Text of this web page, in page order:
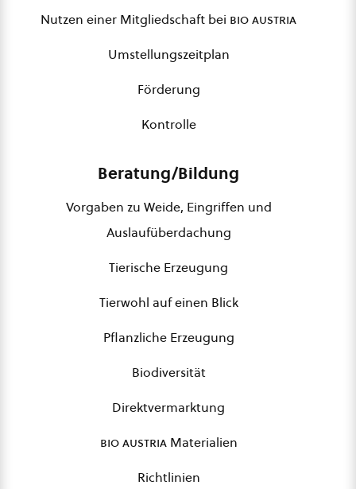
Nutzen einer Mitgliedschaft bei bio austria
Umstellungszeitplan
Förderung
Kontrolle
Beratung/Bildung
Vorgaben zu Weide, Eingriffen und
Auslaufüberdachung
Tierische Erzeugung
Tierwohl auf einen Blick
Pflanzliche Erzeugung
Biodiversität
Direktvermarktung
bio austriaMaterialien
Richtlinien